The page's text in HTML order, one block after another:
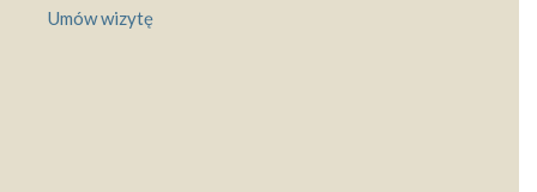
Umów wizytę